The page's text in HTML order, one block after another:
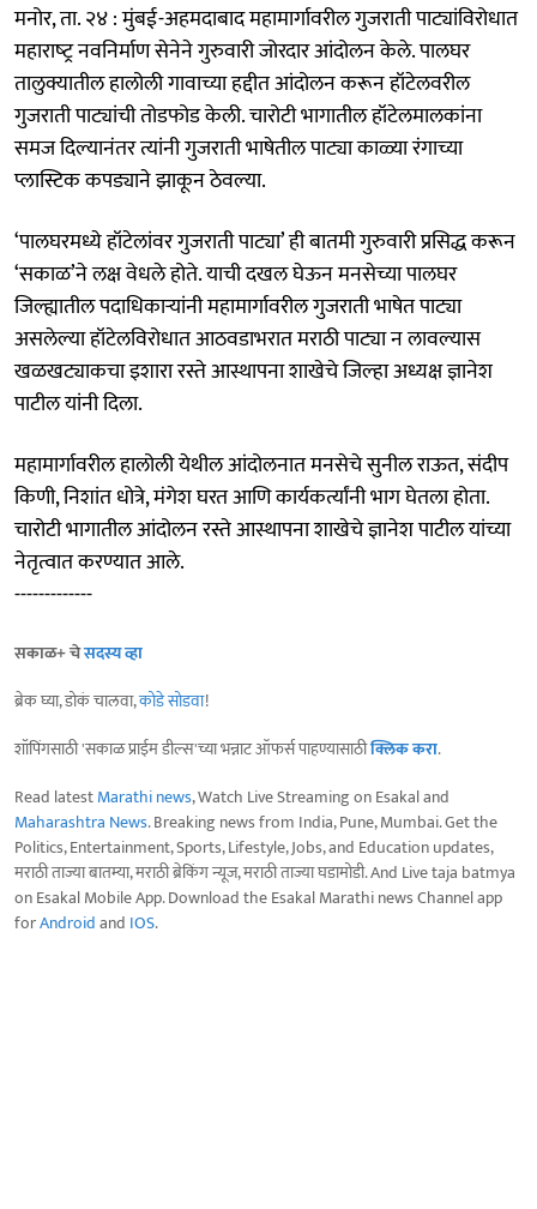
मनोर, ता. २४ : मुंबई-अहमदाबाद महामार्गावरील गुजराती पाट्यांविरोधात
महाराष्‍ट्र नवनिर्माण सेनेने गुरुवारी जोरदार आंदोलन केले. पालघर
तालुक्यातील हालोली गावाच्या हद्दीत आंदोलन करून हॉटेलवरील
गुजराती पाट्यांची तोडफोड केली. चारोटी भागातील हॉटेलमालकांना
समज दिल्यानंतर त्यांनी गुजराती भाषेतील पाट्या काळ्या रंगाच्या
प्लास्टिक कपड्याने झाकून ठेवल्या.
‘पालघरमध्ये हॉटेलांवर गुजराती पाट्या’ ही बातमी गुरुवारी प्रसिद्ध करून
‘सकाळ’ने लक्ष वेधले होते. याची दखल घेऊन मनसेच्या पालघर
जिल्ह्यातील पदाधिकाऱ्यांनी महामार्गावरील गुजराती भाषेत पाट्या
असलेल्या हॉटेलविरोधात आठवडाभरात मराठी पाट्या न लावल्यास
खळखट्याकचा इशारा रस्ते आस्थापना शाखेचे जिल्हा अध्यक्ष ज्ञानेश
पाटील यांनी दिला.
महामार्गावरील हालोली येथील आंदोलनात मनसेचे सुनील राऊत, संदीप
किणी, निशांत धोत्रे, मंगेश घरत आणि कार्यकर्त्यांनी भाग घेतला होता.
चारोटी भागातील आंदोलन रस्ते आस्थापना शाखेचे ज्ञानेश पाटील यांच्या
नेतृत्वात करण्यात आले.
-------------
सकाळ+ चेसदस्य व्हा
ब्रेक घ्या, डोकं चालवा,कोडे सोडवा!
शॉपिंगसाठी 'सकाळ प्राईम डील्स'च्या भन्नाट ऑफर्स पाहण्यासाठीक्लिक करा.
Read latestMarathi news, Watch Live Streaming on Esakal and
Maharashtra News. Breaking news from India, Pune, Mumbai. Get the
Politics, Entertainment, Sports, Lifestyle, Jobs, and Education updates,
मराठी ताज्या बातम्या, मराठी ब्रेकिंग न्यूज, मराठी ताज्या घडामोडी. And Live taja batmya
on Esakal Mobile App. Download the Esakal Marathi news Channel app
forAndroidand IOS.